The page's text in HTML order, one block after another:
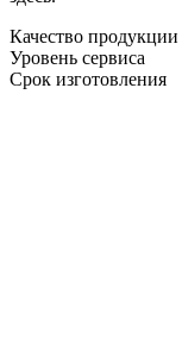
Качество продукции
Уровень сервиса
Срок изготовления